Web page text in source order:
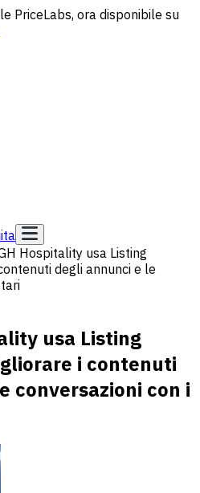
PriceLabs, ora disponibile su
Hospitality usa Listing
degli annunci e le
usa Listing
i contenuti
conversazioni con i